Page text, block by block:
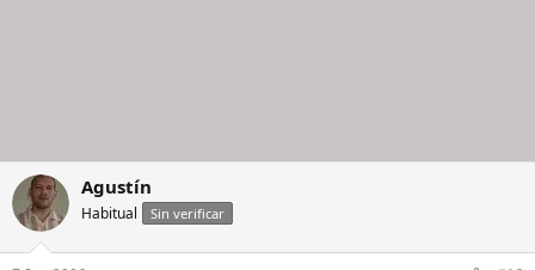
Agustín
Habitual Sin verificar